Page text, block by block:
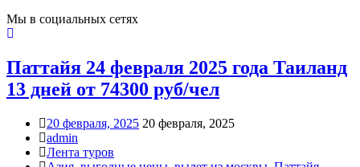
Мы в социальных сетях
Паттайя 24 февраля 2025 года Таиланд
13 дней от 74300 руб/чел
20 февраля, 2025 20 февраля, 2025
admin
Лента туров